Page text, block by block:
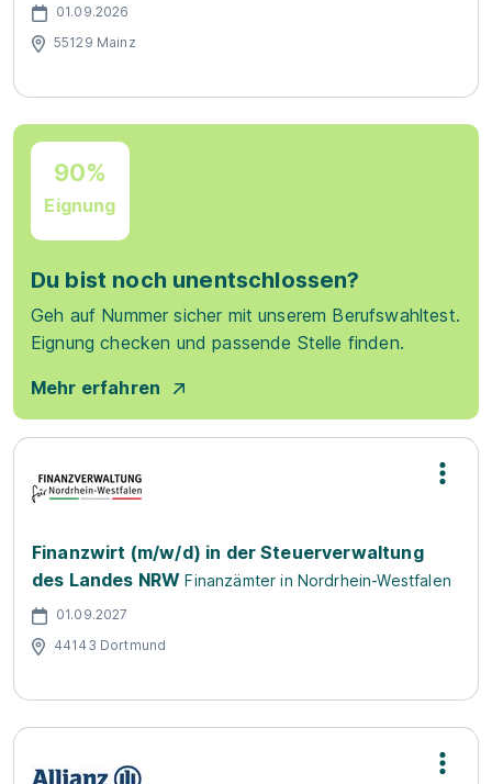
01.09.2026
55129 Mainz
90%
Eignung
Du bist noch unentschlossen?
Geh auf Nummer sicher mit unserem Berufswahltest.
Eignung checken und passende Stelle finden.
Mehr erfahren
Finanzwirt (m/w/d) in der Steuerverwaltung
des Landes NRW Finanzämter in Nordrhein-Westfalen
01.09.2027
44143 Dortmund